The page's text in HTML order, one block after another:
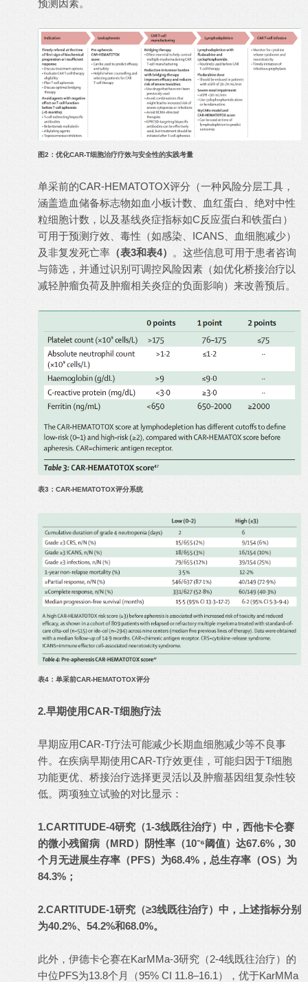
预测因素。
图2：优化CAR-T细胞治疗疗效与安全性的实践考量
单采前的CAR-HEMATOTOX评分（一种风险分层工具，
涵盖造血储备标志物如血小板计数、血红蛋白、绝对中性
粒细胞计数，以及基线炎症指标如C反应蛋白和铁蛋白）
可用于预测疗效、毒性（如感染、ICANS、血细胞减少）
及非复发死亡率 （表3和表4）
。这些信息可用于患者咨询
与筛选，并通过识别可调控风险因素（如优化桥接治疗以
减轻肿瘤负荷及肿瘤相关炎症的负面影响）来改善预后。
表3：CAR-HEMATOTOX评分系统
表4：单采前CAR-HEMATOTOX评分
2.早期使用CAR-T细胞疗法
早期应用CAR-T疗法可能减少长期血细胞减少等不良事
件。在疾病早期使用CAR-T疗效更佳，可能归因于T细胞
功能更优、桥接治疗选择更灵活以及肿瘤基因组复杂性较
低。两项独立试验的对比显示：
1.CARTITUDE-4研究（1-3线既往治疗）中，西他卡仑赛
的微小残留病（MRD）阴性率（10⁻⁶阈值）达67.6%，30
个月无进展生存率（PFS）为68.4%，总生存率（OS）为
84.3%；
2.CARTITUDE-1研究（≥3线既往治疗）中，上述指标分别
为40.2%、54.2%和68.0%。
此外，伊德卡仑赛在KarMMa-3研究（2-4线既往治疗）的
中位PFS为13.8个月（95% CI 11.8–16.1），优于KarMMa